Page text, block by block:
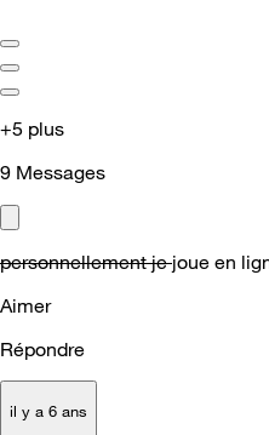
+5 plus
9 Messages
personnellement jejoue en
Aimer
Répondre
il y a 6 ans